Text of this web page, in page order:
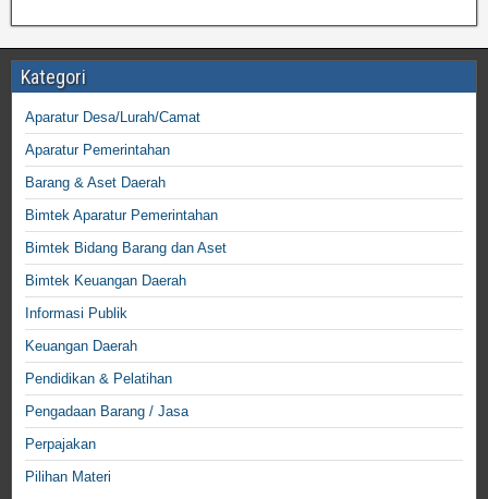
Kategori
Aparatur Desa/Lurah/Camat
Aparatur Pemerintahan
Barang & Aset Daerah
Bimtek Aparatur Pemerintahan
Bimtek Bidang Barang dan Aset
Bimtek Keuangan Daerah
Informasi Publik
Keuangan Daerah
Pendidikan & Pelatihan
Pengadaan Barang / Jasa
Perpajakan
Pilihan Materi